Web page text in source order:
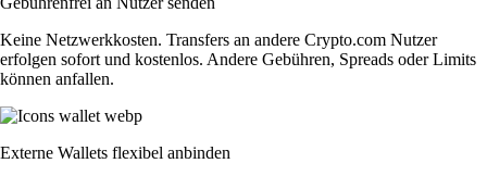
Keine Netzwerkkosten. Transfers an andere Crypto.com Nutzer
erfolgen sofort und kostenlos. Andere Gebühren, Spreads oder Limits
können anfallen.
Externe Wallets flexibel anbinden